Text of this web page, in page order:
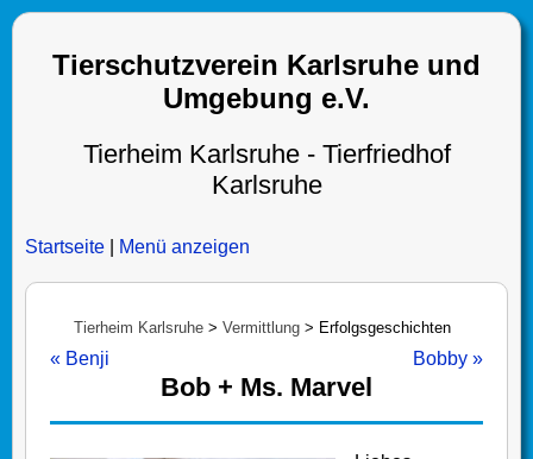
Tierschutzverein Karlsruhe und
Umgebung e.V.
Tierheim Karlsruhe - Tierfriedhof
Karlsruhe
Startseite Menü anzeigen
Tierheim Karlsruhe > Vermittlung > Erfolgsgeschichten
« Benji Bobby »
Bob + Ms. Marvel